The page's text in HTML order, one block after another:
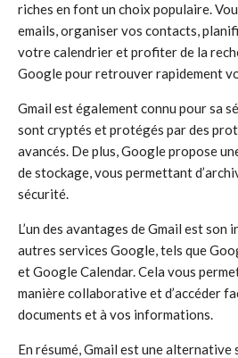
riches en font un choix populaire.
emails, organiser vos contacts,
votre calendrier et profiter de la
Google pour retrouver rapidement
Gmail est également connu pour sa
sont cryptés et protégés par des
avancés. De plus, Google propose
de stockage, vous permettant
sécurité.
L’un des avantages de Gmail est
autres services Google, tels que
et Google Calendar. Cela vous
manière collaborative et d’accéder
documents et à vos informations.
En résumé, Gmail est une alternative